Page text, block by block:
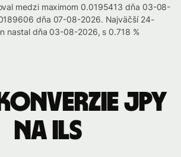
medzi maximom 0.0195413 dňa 03-08-
dňa 07-08-2026. Najväčší 24-
nastal dňa 03-08-2026, s 0.718 %
JPY
na ILS